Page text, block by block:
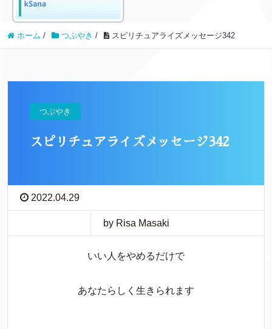
ホーム / つぶやき / スピリチュアライズメッセージ342
つぶやき
スピリチュアライズメッセージ342
2022.04.29
by Risa Masaki
いい人をやめるだけで
あなたらしく生きられます